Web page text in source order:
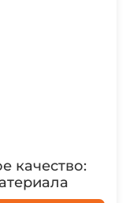
качество: